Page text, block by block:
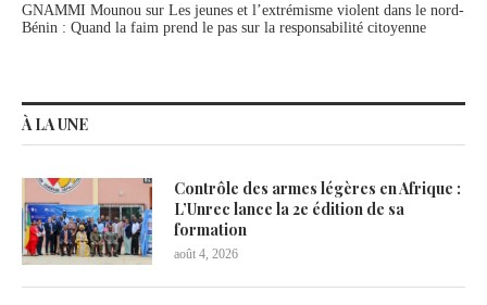
GNAMMI Mounou sur Les jeunes et l’extrémisme violent dans le nord-
Bénin : Quand la faim prend le pas sur la responsabilité citoyenne
À LA UNE
Contrôle des armes légères en Afrique :
L’Unrec lance la 2e édition de sa
formation
août 4, 2026